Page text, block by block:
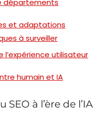
départements
et adaptations
à surveiller
l’expérience utilisateur
humain et IA
à l’ère de l’IA